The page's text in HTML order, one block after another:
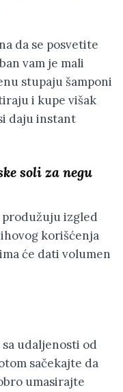
da se posvetite
vam je mali
stupaju šamponi
i kupe višak
daju instant
soli za negu
produžuju izgled
korišćenja
će dati volumen
udaljenosti od
sačekajte da
umasirajte